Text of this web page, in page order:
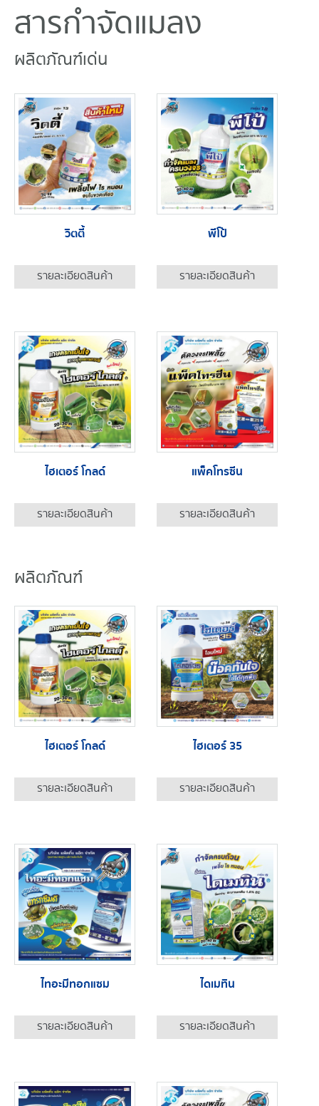
สารกำจัดแมลง
ผลิตภัณฑ์เด่น
วิตตี้
รายละเอียดสินค้า
พีโป้
รายละเอียดสินค้า
ไฮเตอร์ โกลด์
รายละเอียดสินค้า
แพ็คโทรซีน
รายละเอียดสินค้า
ผลิตภัณฑ์
ไฮเตอร์ โกลด์
รายละเอียดสินค้า
ไฮเตอร์ 35
รายละเอียดสินค้า
ไทอะมีทอกแซม
รายละเอียดสินค้า
ไดเมทิน
รายละเอียดสินค้า